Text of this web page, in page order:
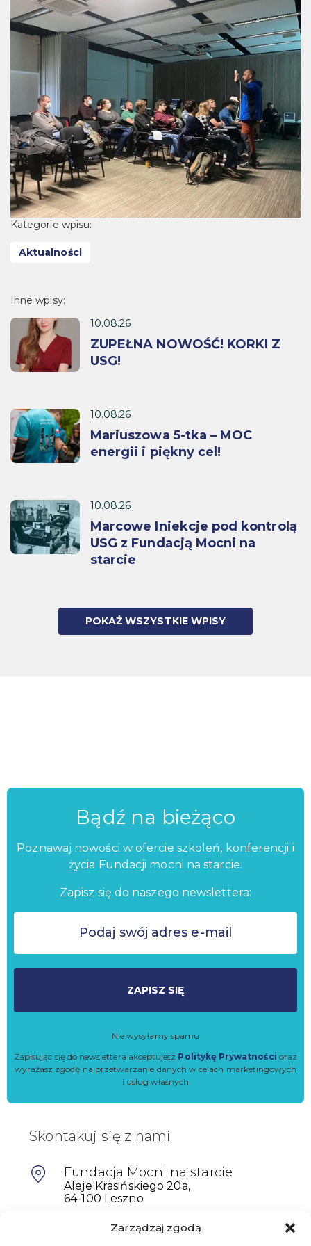
Zarządzaj zgodą
Kategorie wpisu:
Aktualności
Inne wpisy:
10.08.26
ZUPEŁNA NOWOŚĆ! KORKI Z
USG!
10.08.26
Mariuszowa 5-tka – MOC
energii i piękny cel!
10.08.26
Marcowe Iniekcje pod kontrolą
USG z Fundacją Mocni na
starcie
POKAŻ WSZYSTKIE WPISY
Bądź na bieżąco
Poznawaj nowości w ofercie szkoleń, konferencji i
życia Fundacji mocni na starcie.
Zapisz się do naszego newslettera:
ZAPISZ SIĘ
Nie wysyłamy spamu
Zapisując się do newslettera akceptujesz Politykę Prywatności oraz
wyrażasz zgodę na przetwarzanie danych w celach marketingowych
i usług własnych
Skontakuj się z nami
Fundacja Mocni na starcie
Aleje Krasińskiego 20a,
64-100 Leszno
601698402